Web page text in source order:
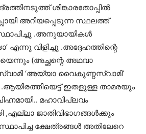
ശിങ്കാരതോപ്പില്‍
അറിയപ്പെടുന്ന സ്ഥലത്ത്
.അനുയായികള്‍
എന്നു വിളിച്ചു .അദ്ദേഹത്തിന്റെ
(അച്ഛന്റെ അഥവാ
‘അയ്യാ വൈകുണ്ഠസ്വാമി’
.ആയിരത്തിയെട്ട് ഇതളുള്ള താമരയും
മഹാവിപ്ലവം
,എല്ലാ ജാതിവിഭാഗങ്ങള്‍ക്കും
ക്ഷേത്രങ്ങള്‍ അതിലേറെ